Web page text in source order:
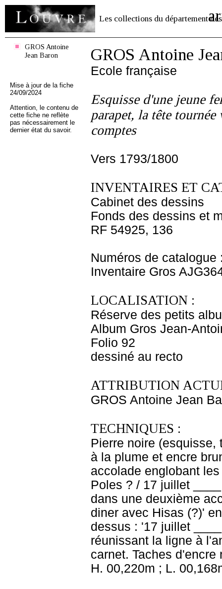
Les collections du département des
GROS Antoine
Jean Baron
Mise à jour de la fiche
24/09/2024
Attention, le contenu de
cette fiche ne reflète
pas nécessairement le
dernier état du savoir.
GROS Antoine
Ecole française
Esquisse d'une jeune
parapet, la tête
comptes
Vers 1793/1800
INVENTAIRES ET
Cabinet des dessins
Fonds des dessins et
RF 54925, 136
Numéros de catalogue
Inventaire Gros
LOCALISATION :
Réserve des petits
Album Gros Jean-
Folio 92
dessiné au recto
ATTRIBUTION
GROS Antoine Jean
TECHNIQUES :
Pierre noire
à la plume et encre
accolade englobant
Poles ? / 17 juillet
dans une deuxième
diner avec Hisas (?)'
dessus : '17 juillet
réunissant la ligne à
carnet. Taches d'encre
H. 00,220m ; L.